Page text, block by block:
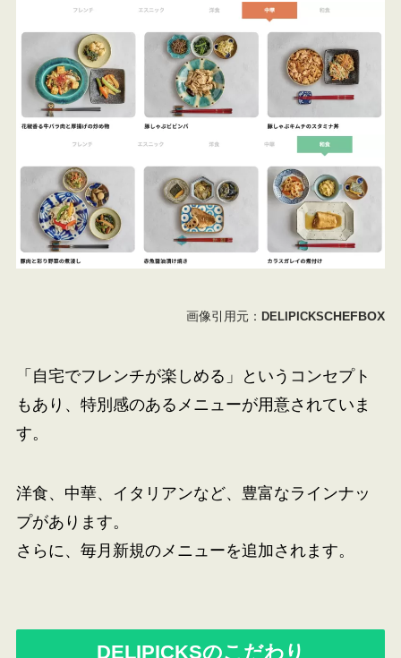
画像引用元：DELIPICKSCHEFBOX
「自宅でフレンチが楽しめる」というコンセプト
もあり、特別感のあるメニューが用意されていま
す。
洋食、中華、イタリアンなど、豊富なラインナッ
プがあります。
さらに、毎月新規のメニューを追加されます。
DELIPICKSのこだわり